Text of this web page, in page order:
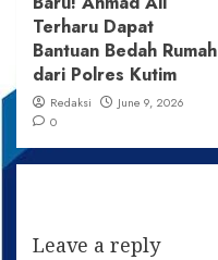
Terharu Dapat
Bantuan Bedah Rumah
dari Polres Kutim
Redaksi
June 9, 2026
0
Leave a reply